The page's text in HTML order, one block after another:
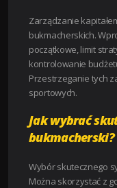
Zarządzanie
bukmacherskich.
początkowe, limit
kontrolowanie
Przestrzeganie tych
sportowych.
Jak wybrać
bukmacherski?
Wybór skutecznego
Można skorzystać z